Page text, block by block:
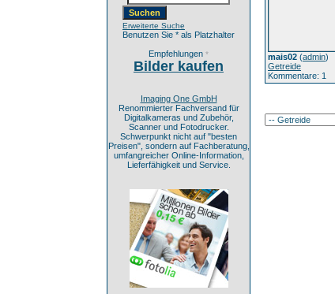
Erweiterte Suche
Benutzen Sie * als Platzhalter
Empfehlungen *
Bilder kaufen
Imaging One GmbH
Renommierter Fachversand für
Digitalkameras und Zubehör,
Scanner und Fotodrucker.
Schwerpunkt nicht auf "besten
Preisen", sondern auf Fachberatung,
umfangreicher Online-Information,
Lieferfähigkeit und Service.
mais02 (admin)
Getreide
Kommentare: 1